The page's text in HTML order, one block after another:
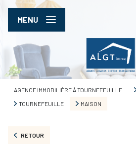
MENU
AGENCE IMMOBILIÈRE À TOURNEFEUILLE
TOURNEFEUILLE
MAISON
RETOUR